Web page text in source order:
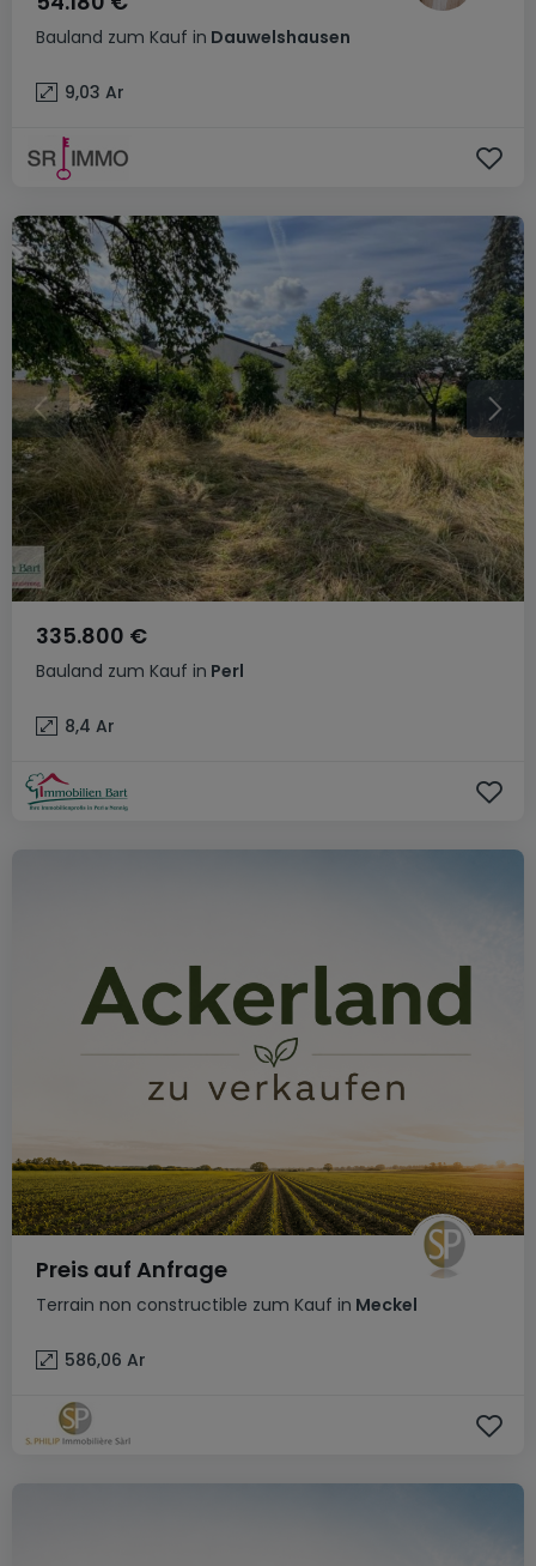
Bauland zum Kauf in Dauwelshausen
9,03 Ar
Bauland zum Kauf in Perl
335.800 €
8,4 Ar
Terrain non constructible zum Kauf in Meckel
Preis auf Anfrage
586,06 Ar